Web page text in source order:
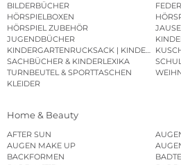
BILDERBÜCHER
HÖRSPIELBOXEN
HÖRSPIEL ZUBEHÖR
JUGENDBÜCHER
KINDERGARTENRUCKSACK |
SACHBÜCHER & KINDERLEXIKA
TURNBEUTEL & SPORTTASCHEN
KLEIDER
Home & Beauty
AFTER SUN
AUGEN MAKE UP
BACKFORMEN